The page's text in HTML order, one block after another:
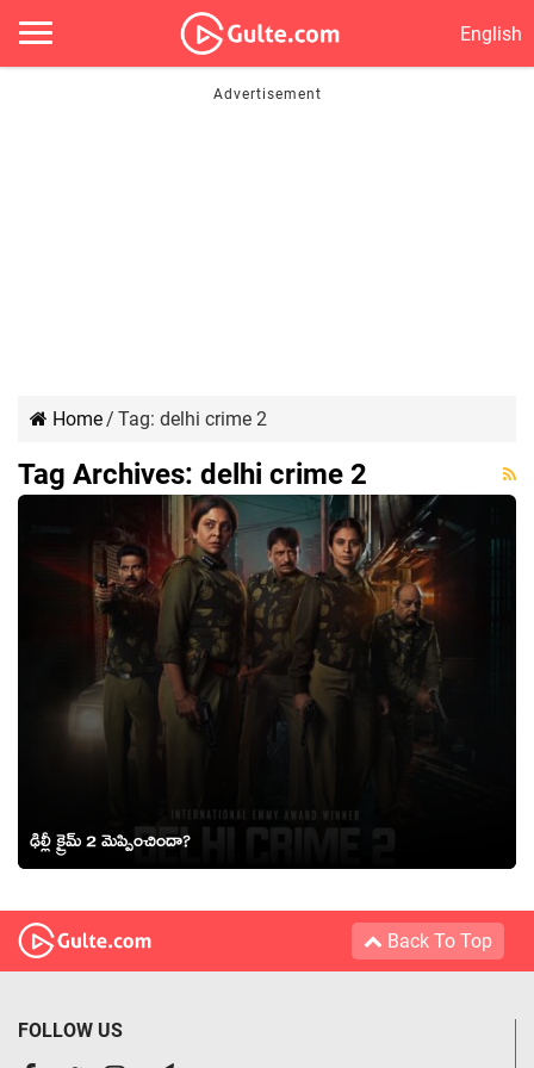
English
Home/ Tag: delhi crime 2
Tag Archives: delhi crime 2
ఢిల్లీ క్రైమ్ 2 మెప్పించిందా?
Back To Top
FOLLOW US